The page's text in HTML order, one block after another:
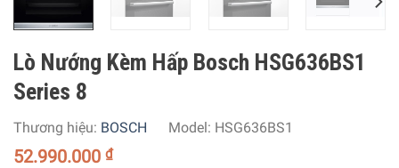
Lò Nướng Kèm Hấp Bosch HSG636BS1
Series 8
Thương hiệu: BOSCH Model: HSG636BS1
52.990.000 ₫